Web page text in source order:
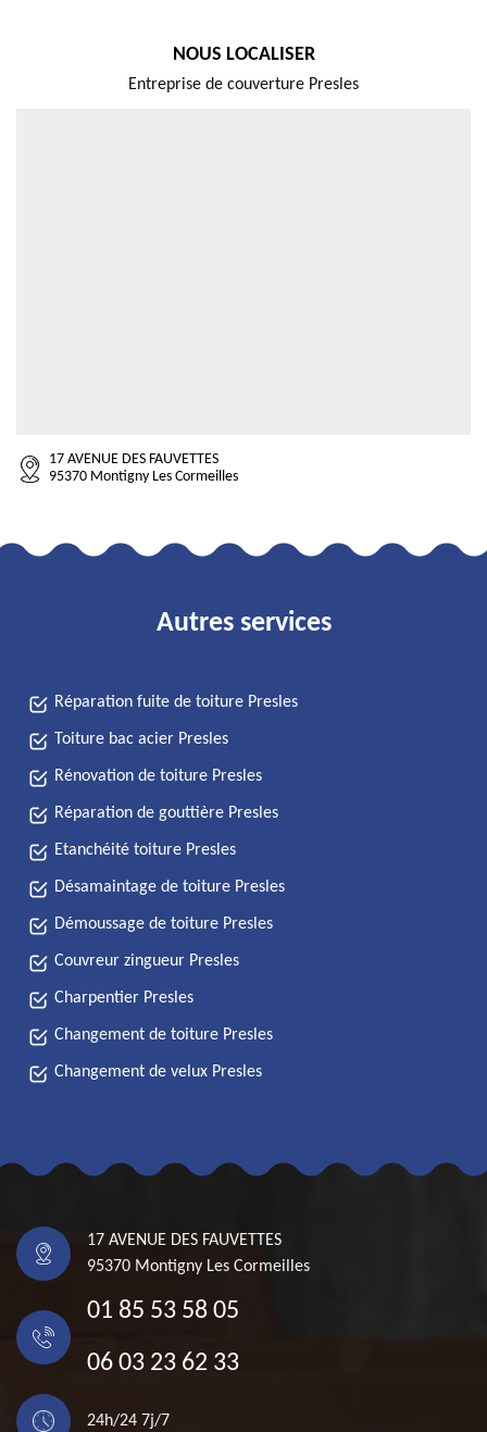
NOUS LOCALISER
Entreprise de couverture Presles
17 AVENUE DES FAUVETTES
95370 Montigny Les Cormeilles
Autres services
Réparation fuite de toiture Presles
Toiture bac acier Presles
Rénovation de toiture Presles
Réparation de gouttière Presles
Etanchéité toiture Presles
Désamaintage de toiture Presles
Démoussage de toiture Presles
Couvreur zingueur Presles
Charpentier Presles
Changement de toiture Presles
Changement de velux Presles
17 AVENUE DES FAUVETTES
95370 Montigny Les Cormeilles
01 85 53 58 05
06 03 23 62 33
24h/24 7j/7